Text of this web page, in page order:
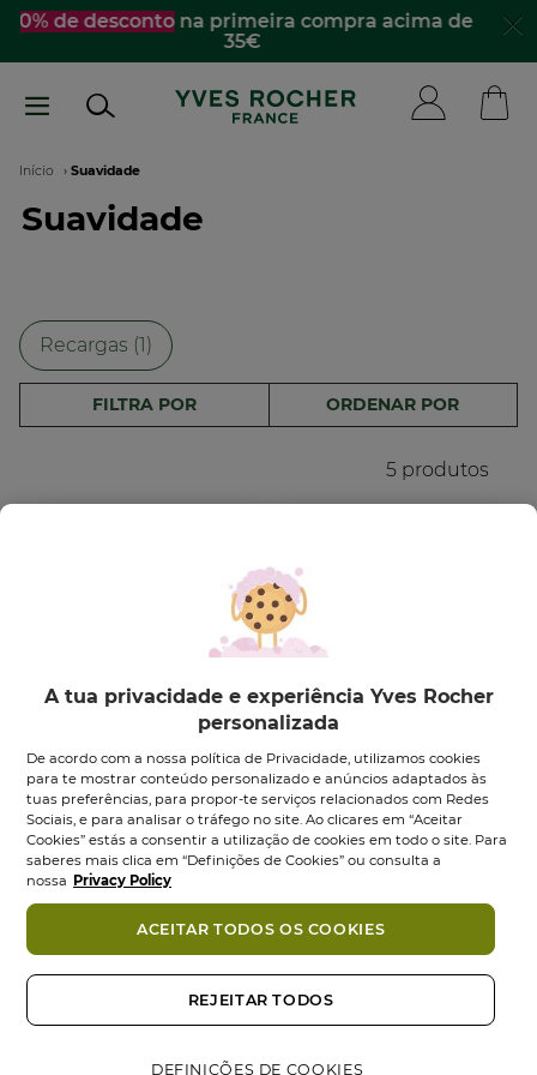
Passar
conteúdo
☀️Descobre os essenciais de verãopara te
acompanhar para todo lado​
Navegação
estrutural
Início Suavidade
Suavidade
Recargas (1)
FILTRA POR ORDENAR POR
5 produtos
Suave - 300 ml
Frasco 300 ml
5.0 (3)
5.0
em
5
estrelas.
5,95 €
Amaciador Suave -
200 ml
Frasco 200 ml
0.0 (0)
0.0
5
estrelas.
-38%
A tua privacidade e experiência Yves Rocher
personalizada
De acordo com a nossa política de Privacidade, utilizamos cookies
para te mostrar conteúdo personalizado e anúncios adaptados às
tuas preferências, para propor-te serviços relacionados com Redes
Sociais, e para analisar o tráfego no site. Ao clicares em “Aceitar
Cookies” estás a consentir a utilização de cookies em todo o site. Para
saberes mais clica em “Definições de Cookies” ou consulta a
nossa Privacy Policy
DEFINIÇÕES DE COOKIES
REJEITAR TODOS
ACEITAR TODOS OS COOKIES